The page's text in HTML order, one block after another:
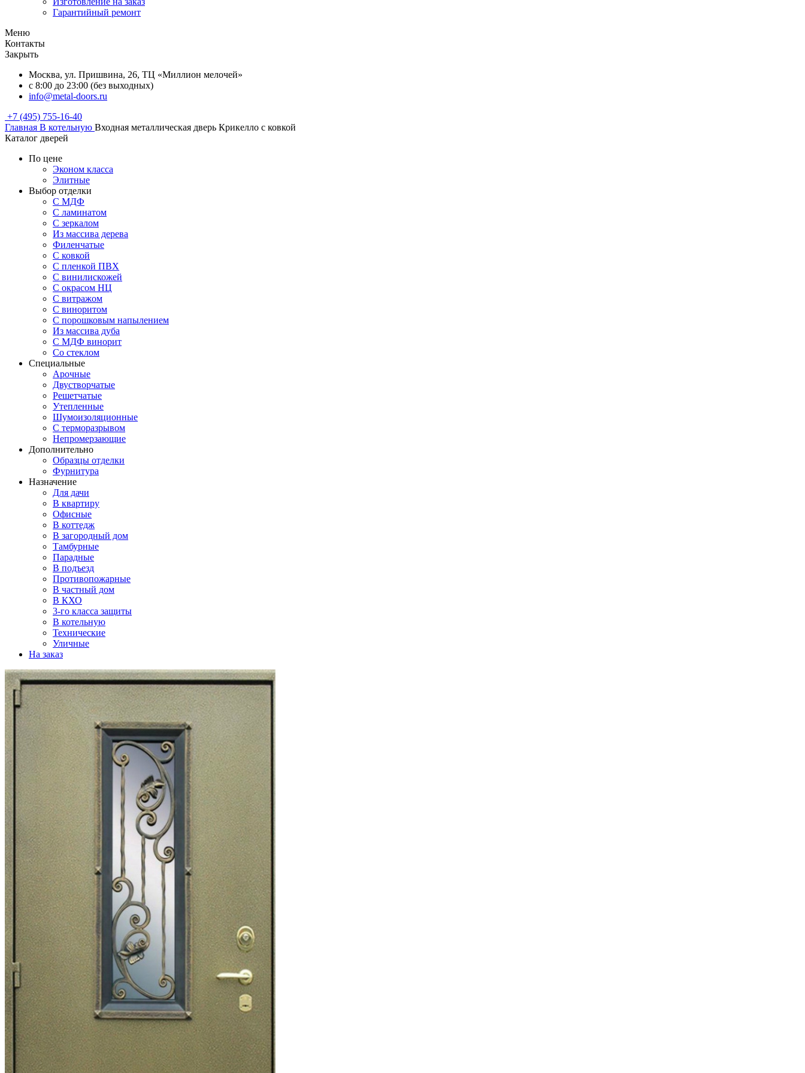
Гарантийный ремонт
Меню
Контакты
Закрыть
Москва, ул. Пришвина, 26, ТЦ «Миллион мелочей»
с 8:00 до 23:00 (без выходных)
info@metal-doors.ru
+7 (495) 755-16-40
Главная В котельную Входная металлическая дверь Крикелло с ковкой
Каталог дверей
По цене
Эконом класса
Элитные
Выбор отделки
С МДФ
С ламинатом
С зеркалом
Из массива дерева
Филенчатые
С ковкой
С пленкой ПВХ
С винилискожей
С окрасом НЦ
С витражом
С виноритом
С порошковым напылением
Из массива дуба
С МДФ винорит
Со стеклом
Специальные
Арочные
Двустворчатые
Решетчатые
Утепленные
Шумоизоляционные
С терморазрывом
Непромерзающие
Дополнительно
Образцы отделки
Фурнитура
Назначение
Для дачи
В квартиру
Офисные
В коттедж
В загородный дом
Тамбурные
Парадные
В подъезд
Противопожарные
В частный дом
В КХО
3-го класса защиты
В котельную
Технические
Уличные
На заказ